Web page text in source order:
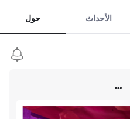
حول الأحداث